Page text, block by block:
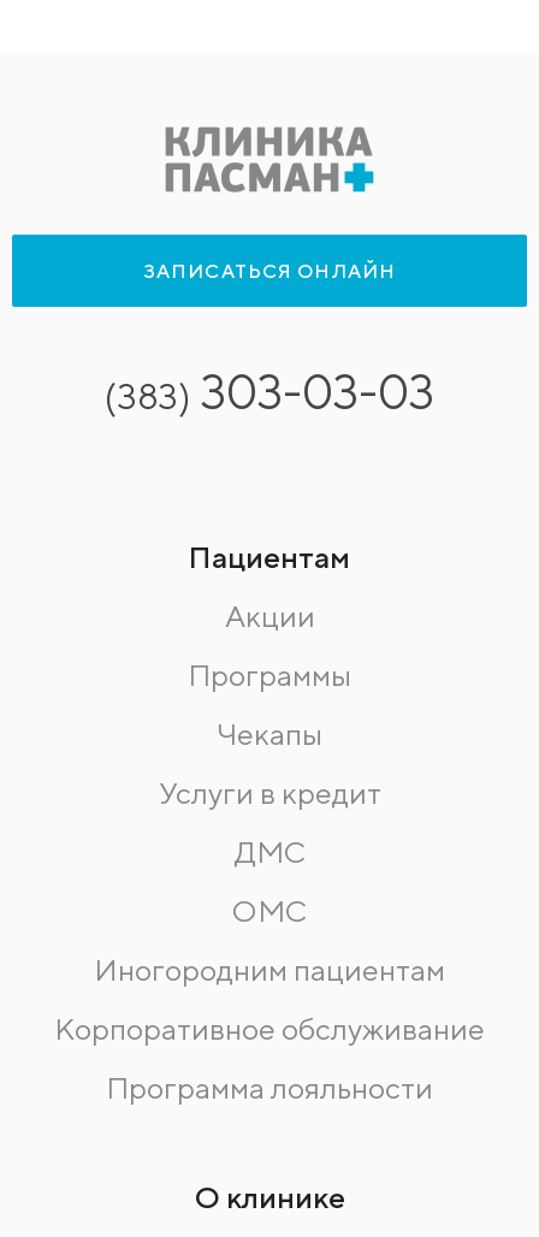
ЗАПИСАТЬСЯ ОНЛАЙН
(383) 303-03-03
Пациентам
Акции
Программы
Чекапы
Услуги в кредит
ДМС
ОМС
Иногородним пациентам
Корпоративное обслуживание
Программа лояльности
О клинике